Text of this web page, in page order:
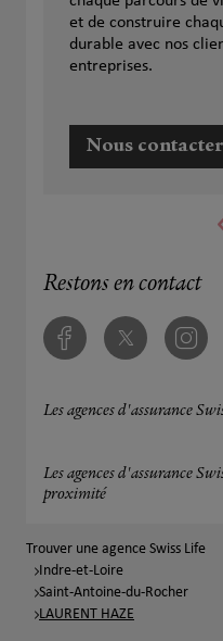
et de construire
durable avec nos
entreprises.
Nous contacter
Restons en contact
FacebookTwitter
Les agences d'assurance
Les agences d'assurance
proximité
Trouver une agence Swiss Life
Indre-et-Loire
Saint-Antoine-du-Rocher
LAURENT HAZE